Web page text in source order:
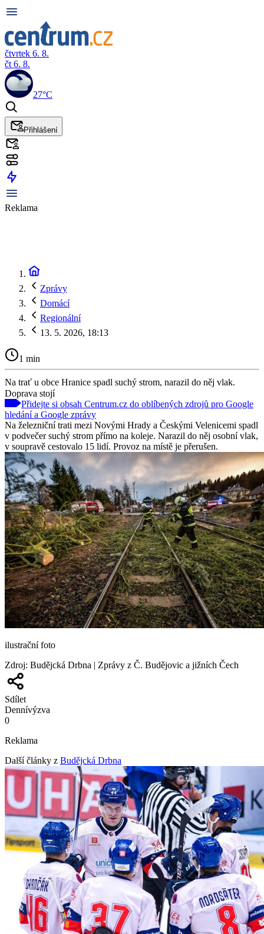
čtvrtek 6. 8.
čt 6. 8.
27°C
Přihlášení
Reklama
Zprávy
Domácí
Regionální
13. 5. 2026, 18:13
1 min
Na trať u obce Hranice spadl suchý strom, narazil do něj vlak.
Doprava stojí
Přidejte si obsah Centrum.cz do oblíbených zdrojů pro Google
hledání a Google zprávy
Na železniční trati mezi Novými Hrady a Českými Velenicemi spadl
v podvečer suchý strom přímo na koleje. Narazil do něj osobní vlak,
v soupravě cestovalo 15 lidí. Provoz na místě je přerušen.
ilustrační foto
Zdroj: Budějcká Drbna | Zprávy z Č. Budějovic a jižních Čech
Sdílet
Dennívýzva
0
Reklama
Další články z Budějcká Drbna